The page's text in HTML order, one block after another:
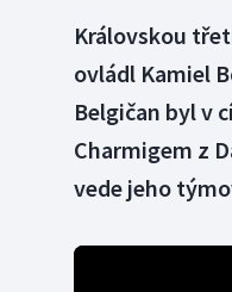
Královskou
ovládl Kamiel
Belgičan byl v
Charmigem z
vede jeho